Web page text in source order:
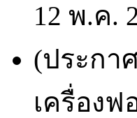
12 พ.ค.
(ประกา
เครื่องฟ